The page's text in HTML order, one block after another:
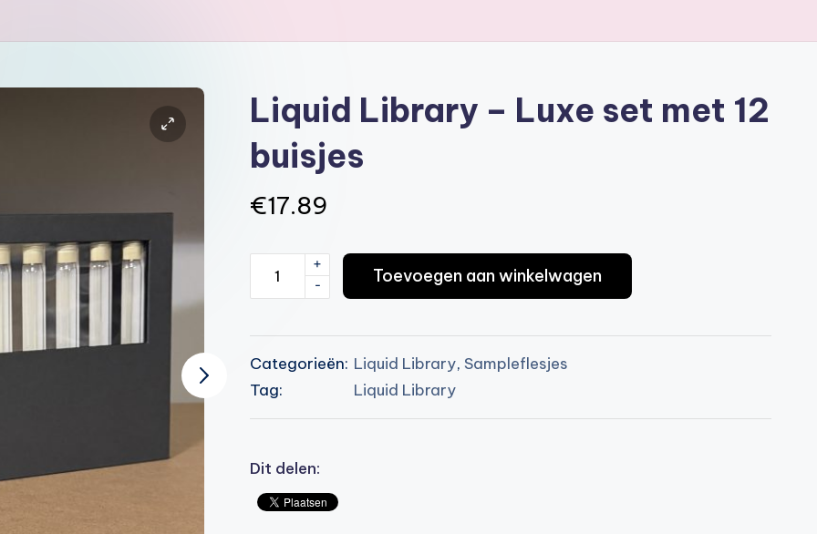
Liquid Library – Luxe set met 12
buisjes
€17.89
set
met
12
aantal
-
+
Toevoegen aan winkelwagen
Categorieën: Liquid Library, Sampleflesjes
Tag:
Liquid Library
Dit delen: